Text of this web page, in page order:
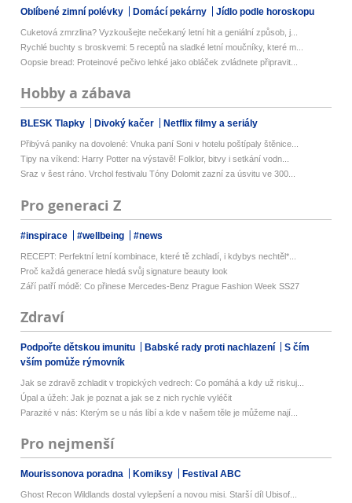
Oblíbené zimní polévky Domácí pekárny Jídlo podle horoskopu
Cuketová zmrzlina? Vyzkoušejte nečekaný letní hit a geniální způsob, j...
Rychlé buchty s broskvemi: 5 receptů na sladké letní moučníky, které m...
Oopsie bread: Proteinové pečivo lehké jako obláček zvládnete připravit...
Hobby a zábava
BLESK Tlapky Divoký kačer Netflix filmy a seriály
Přibývá paniky na dovolené: Vnuka paní Soni v hotelu poštípaly štěnice...
Tipy na víkend: Harry Potter na výstavě! Folklor, bitvy i setkání vodn...
Sraz v šest ráno. Vrchol festivalu Tóny Dolomit zazní za úsvitu ve 300...
Pro generaci Z
#inspirace #wellbeing #news
RECEPT: Perfektní letní kombinace, které tě zchladí, i kdybys nechtěl*...
Proč každá generace hledá svůj signature beauty look
Září patří módě: Co přinese Mercedes-Benz Prague Fashion Week SS27
Zdraví
Podpořte dětskou imunitu Babské rady proti nachlazení
S čím
vším pomůže rýmovník
Jak se zdravě zchladit v tropických vedrech: Co pomáhá a kdy už riskuj...
Úpal a úžeh: Jak je poznat a jak se z nich rychle vyléčit
Parazité v nás: Kterým se u nás líbí a kde v našem těle je můžeme nají...
Pro nejmenší
Mourissonova poradna Komiksy Festival ABC
Ghost Recon Wildlands dostal vylepšení a novou misi. Starší díl Ubisof...